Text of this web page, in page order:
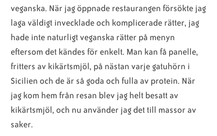
veganska. När jag öppnade restaurangen försökte jag
laga väldigt invecklade och komplicerade rätter, jag
hade inte naturligt veganska rätter på menyn
eftersom det kändes för enkelt. Man kan få panelle,
fritters av kikärtsmjöl, på nästan varje gatuhörn i
Sicilien och de är så goda och fulla av protein. När
jag kom hem från resan blev jag helt besatt av
kikärtsmjöl, och nu använder jag det till massor av
saker.